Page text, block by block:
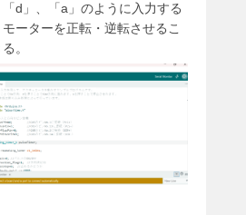
「d」、「a」のように入力する
モーターを正転・逆転させるこ
。